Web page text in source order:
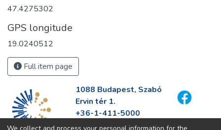
47.4275302
GPS longitude
19.0240512
Full item page
1088 Budapest, Szabó
Ervin tér 1.
+36-1-411-5000
info@fszek.hu